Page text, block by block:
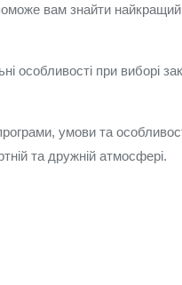
вам знайти
особливості при виборі
умови та
та дружній атмосфері.